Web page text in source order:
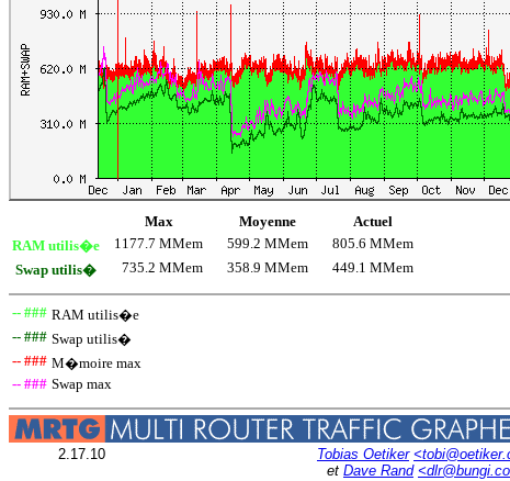
Max Moyenne
Actuel
RAM utilis�e
1177.7 MMem 599.2 MMem
805.6 MMem
Swap utilis�
735.2 MMem 358.9 MMem 449.1 MMem
-- ### RAM utilis�e
-- ### Swap utilis�
-- ### M�moire max
-- ### Swap max
2.17.10 Tobias Oetiker
et Dave Rand